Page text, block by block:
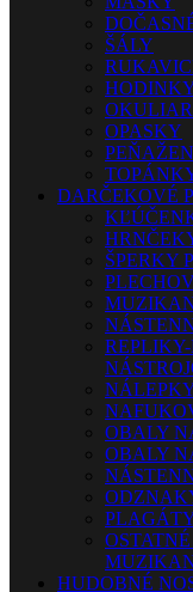
ŠÁLY
OPASKY
DARČEKOVÉ
ŠPERKY
OBALY
OBALY
HUDOBNÉ